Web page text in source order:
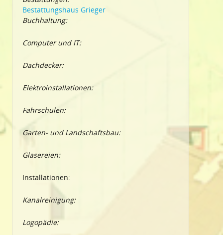
Bestattungshaus Grieger
Buchhaltung:
Computer und IT:
Dachdecker:
Elektroinstallationen:
Fahrschulen:
Garten- und Landschaftsbau:
Glasereien:
Installationen:
Kanalreinigung:
Logopädie: